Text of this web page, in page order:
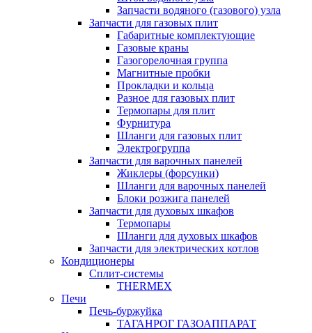
Запчасти водяного (газового) узла
Запчасти для газовых плит
Габаритные комплектующие
Газовые краны
Газогорелочная группа
Магнитные пробки
Прокладки и кольца
Разное для газовых плит
Термопары для плит
Фурнитура
Шланги для газовых плит
Электрогруппа
Запчасти для варочных панелей
Жиклеры (форсунки)
Шланги для варочных панелей
Блоки розжига панелей
Запчасти для духовых шкафов
Термопары
Шланги для духовых шкафов
Запчасти для электрических котлов
Кондиционеры
Сплит-системы
THERMEX
Печи
Печь-буржуйка
ТАГАНРОГ ГАЗОАППАРАТ